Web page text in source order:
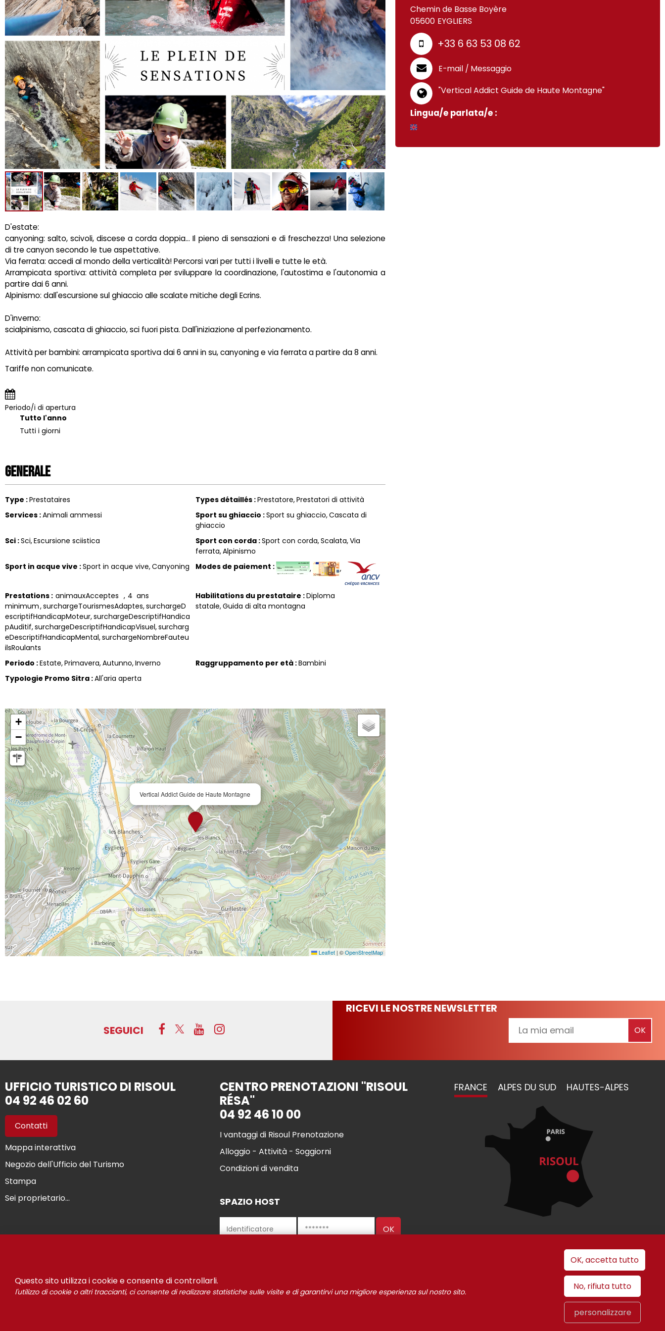
Chemin de Basse Boyère
05600 EYGLIERS
+33 6 63 53 08 62
E-mail / Messaggio
"Vertical Addict Guide de Haute Montagne"
Lingua/e parlata/e :
D'estate:
canyoning: salto, scivoli, discese a corda doppia... Il pieno di sensazioni e di freschezza! Una selezione
di tre canyon secondo le tue aspettative.
Via ferrata: accedi al mondo della verticalità! Percorsi vari per tutti i livelli e tutte le età.
Arrampicata sportiva: attività completa per sviluppare la coordinazione, l'autostima e l'autonomia a
partire dai 6 anni.
Alpinismo: dall'escursione sul ghiaccio alle scalate mitiche degli Ecrins.
D'inverno:
scialpinismo, cascata di ghiaccio, sci fuori pista. Dall'iniziazione al perfezionamento.
Attività per bambini: arrampicata sportiva dai 6 anni in su, canyoning e via ferrata a partire da 8 anni.
Tariffe non comunicate.
Periodo/i di apertura
Tutto l'anno
Tutti i giorni
Generale
Type :Prestataires Types détaillés :Prestatore Prestatori di attività
Services :Animali ammessi Sport su ghiaccio :Sport su ghiaccio Cascata di
ghiaccio
Sci :Sci Escursione sciistica Sport con corda :Sport con corda Scalata Via
ferrata Alpinismo
Sport in acque vive :Sport in acque vive Canyoning Modes de paiement :
Prestations : animauxAcceptes 4 ans
minimum surchargeTourismesAdaptes surchargeD
escriptifHandicapMoteur surchargeDescriptifHandica
pAuditif surchargeDescriptifHandicapVisuel surcharg
eDescriptifHandicapMental surchargeNombreFauteu
ilsRoulants
Habilitations du prestataire :Diploma
statale Guida di alta montagna
Periodo :Estate Primavera Autunno Inverno Raggruppamento per età :Bambini
Typologie Promo Sitra :All'aria aperta
Vertical Addict Guide de Haute Montagne
+
−
Leaflet | ©OpenStreetMap
SEGUICI
RICEVI LE NOSTRE NEWSLETTER
UFFICIO TURISTICO DI RISOUL
04 92 46 02 60
Contatti
Mappa interattiva
Negozio dell'Ufficio del Turismo
Stampa
Sei proprietario...
CENTRO PRENOTAZIONI "RISOUL
RÉSA"
04 92 46 10 00
I vantaggi di Risoul Prenotazione
Alloggio - Attività - Soggiorni
Condizioni di vendita
SPAZIO HOST
FRANCE ALPES DU SUD HAUTES-ALPES
Questo sito utilizza i cookie e consente di controllarli.
l'utilizzo di cookie o altri traccianti, ci consente di realizzare statistiche sulle visite e di garantirvi una migliore esperienza sul nostro sito.
OK, accetta tutto
No, rifiuta tutto
personalizzare